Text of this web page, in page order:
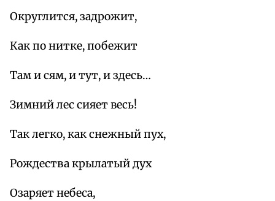
Округлится, задрожит,
Как по нитке, побежит
Там и сям, и тут, и здесь…
Зимний лес сияет весь!
Так легко, как снежный пух,
Рождества крылатый дух
Озаряет небеса,